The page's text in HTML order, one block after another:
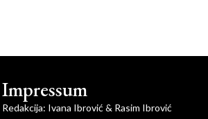
Impressum
Redakcija: Ivana Ibrović & Rasim Ibrović